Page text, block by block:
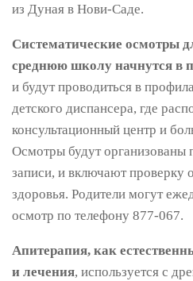
из Дуная в Нови-Саде.
Систематические осмотры
среднюю школу начнутся в
и будут проводиться в
детского диспансера, где
консультационный центр и
Осмотры будут организованы
записи, и включают проверку
здоровья. Родители могут
осмотр по телефону 877-067.
Апитерапия, как
и лечения, используется с